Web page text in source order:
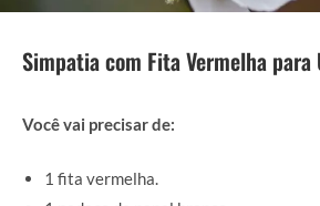
Simpatia com Fita Vermelha para
Você vai precisar de:
1 fita vermelha.